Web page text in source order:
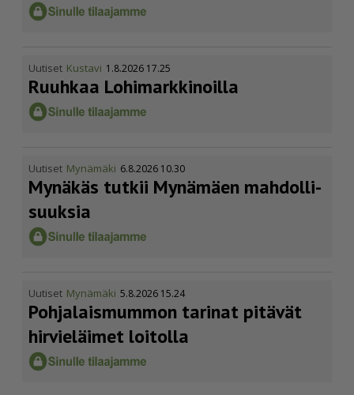
Uutiset Kustavi 1.8.2026 17.25
Ruuhkaa Lohimark­ki­noilla
Uutiset Mynämäki 6.8.2026 10.30
Mynäkäs tutkii Mynämäen mahdol­li­
suuksia
Uutiset Mynämäki 5.8.2026 15.24
Pohja­lais­mummon tarinat pitävät
hirvieläimet loitolla